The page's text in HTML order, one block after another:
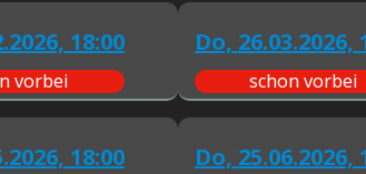
18:00
vorbei
Do, 26.03.2026,
schon vorbei
18:00 Do, 25.06.2026,